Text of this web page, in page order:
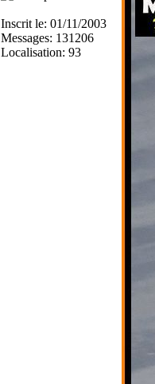
Inscrit le: 01/11/2003
Messages: 131206
Localisation: 93